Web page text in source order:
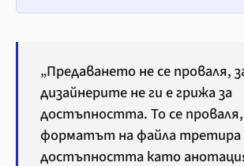
„Предаването не се проваля,
дизайнерите не ги е грижа за
достъпността. То се
форматът на файла третира
достъпността като